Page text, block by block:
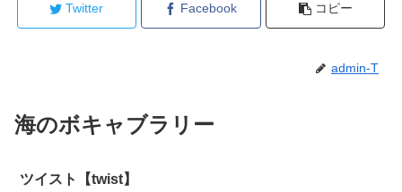
Twitter Facebook コピー
admin-T
海のボキャブラリー
ツイスト【twist】